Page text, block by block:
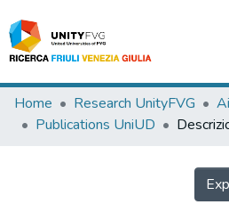
Titles
Home Research UnityFVG
Publications UniUD